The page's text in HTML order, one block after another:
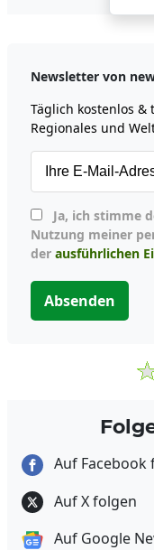
Newsletter von
Täglich kostenlos
Regionales und
Nutzung meiner
der ausführlichen
Absenden
Auf Facebook
Auf X folgen
Auf Google